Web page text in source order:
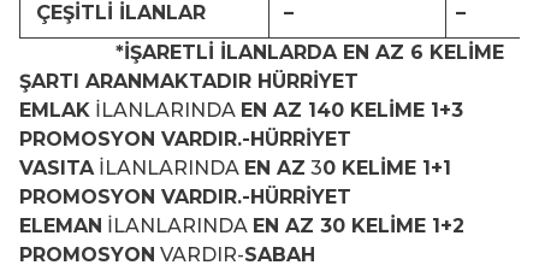
ÇEŞİTLİ İLANLAR –
–
*İŞARETLİ İLANLARDA EN AZ 6 KELİME
ŞARTI ARANMAKTADIR HÜRRİYET
EMLAK İLANLARINDA EN AZ 140 KELİME 1+3
PROMOSYON VARDIR.-HÜRRİYET
VASITAİLANLARINDA EN AZ 30 KELİME 1+1
PROMOSYON VARDIR.-HÜRRİYET
ELEMAN İLANLARINDA EN AZ 30 KELİME 1+2
PROMOSYON VARDIR-SABAH